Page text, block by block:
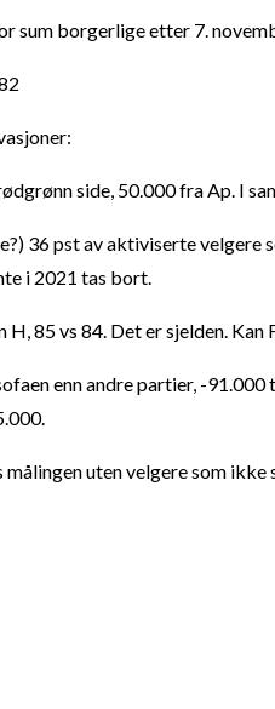
sum borgerlige etter 7.
side, 50.000 fra Ap. I
36 pst av aktiviserte
i 2021 tas bort.
H, 85 vs 84. Det er sjelden.
enn andre partier, -
uten velgere som ikke